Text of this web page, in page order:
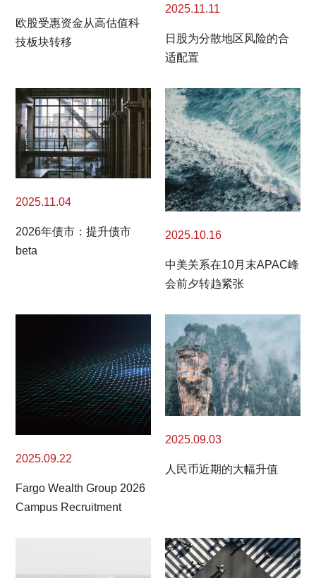
欧股受惠资金从高估值科
技板块转移
2025.11.11
日股为分散地区风险的合
适配置
2025.11.04
2026年债市：提升债市
beta
2025.10.16
中美关系在10月末APAC峰
会前夕转趋紧张
2025.09.22
Fargo Wealth Group 2026
Campus Recruitment
2025.09.03
人民币近期的大幅升值